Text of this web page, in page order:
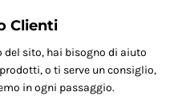
Clienti
del sito, hai bisogno di aiuto
o ti serve un consiglio,
in ogni passaggio.